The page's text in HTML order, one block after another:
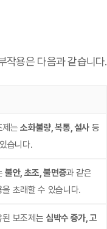
작용은 다음과 같습니다.
제는소화불량, 복통, 설사 등
습니다.
불안, 초조, 불면증과 같은
을 초래할 수 있습니다.
된 보조제는 심박수 증가, 고